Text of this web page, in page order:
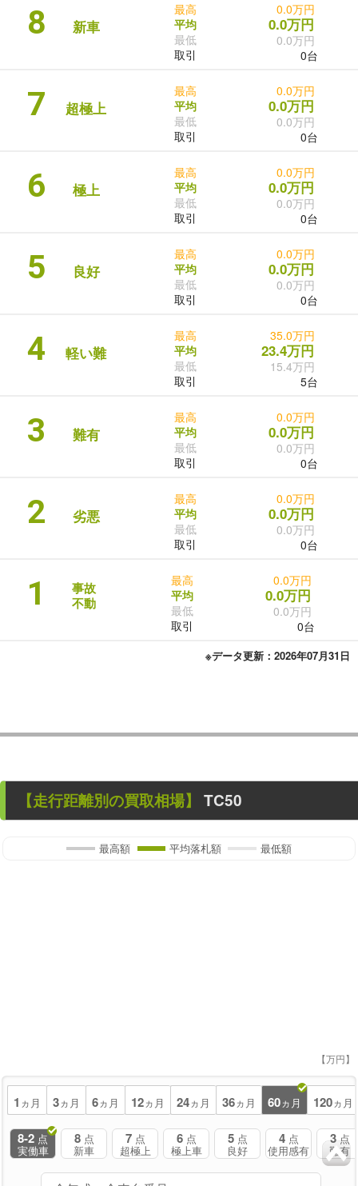
8 新車
最高
平均
最低
取引
0.0万円
0.0万円
0.0万円
0台
7 超極上
最高
平均
最低
取引
0.0万円
0.0万円
0.0万円
0台
6 極上
最高
平均
最低
取引
0.0万円
0.0万円
0.0万円
0台
5 良好
最高
平均
最低
取引
0.0万円
0.0万円
0.0万円
0台
4 軽い難
最高
平均
最低
取引
35.0万円
23.4万円
15.4万円
5台
3 難有
最高
平均
最低
取引
0.0万円
0.0万円
0.0万円
0台
2 劣悪
最高
平均
最低
取引
0.0万円
0.0万円
0.0万円
0台
1
事故
不動
最高
平均
最低
取引
0.0万円
0.0万円
0.0万円
0台
※データ更新：2026年07月31日
【走行距離別の買取相場】 TC50
最高額 平均落札額 最低額
【万円】
1 ヵ月 3ヵ月 6ヵ月 12ヵ月 24ヵ月 36ヵ月 60ヵ月 120ヵ月
8-2 点
実働車
8 点
新車
7 点
超極上
6 点
極上車
5 点
良好
4 点
使用感有
3 点
難有